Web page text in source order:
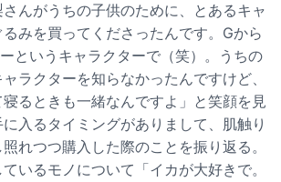
んがうちの子供のために、とあるキャ
みを買ってくださったんです。Gから
いうキャラクターで（笑）。うちの
ラクターを知らなかったんですけど、
るときも一緒なんですよ」と笑顔を見
入るタイミングがありまして、肌触り
れつつ購入した際のことを振り返る。
いるモノについて「イカが大好きで。